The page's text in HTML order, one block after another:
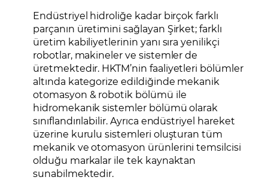
Endüstriyel hidroliğe kadar birçok farklı
parçanın üretimini sağlayan Şirket; farklı
üretim kabiliyetlerinin yanı sıra yenilikçi
robotlar, makineler ve sistemler de
üretmektedir. HKTM’nin faaliyetleri bölümler
altında kategorize edildiğinde mekanik
otomasyon & robotik bölümü ile
hidromekanik sistemler bölümü olarak
sınıflandırılabilir. Ayrıca endüstriyel hareket
üzerine kurulu sistemleri oluşturan tüm
mekanik ve otomasyon ürünlerini temsilcisi
olduğu markalar ile tek kaynaktan
sunabilmektedir.